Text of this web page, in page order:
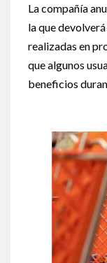
La compañía
la que
realizadas en
que algunos
beneficios